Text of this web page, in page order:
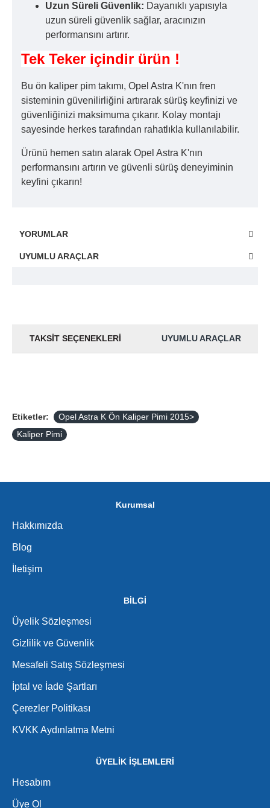
Uzun Süreli Güvenlik: Dayanıklı yapısıyla
uzun süreli güvenlik sağlar, aracınızın
performansını artırır.
Tek Teker içindir ürün !
Bu ön kaliper pim takımı, Opel Astra K'nın fren
sisteminin güvenilirliğini artırarak sürüş keyfinizi ve
güvenliğinizi maksimuma çıkarır. Kolay montajı
sayesinde herkes tarafından rahatlıkla kullanılabilir.
Ürünü hemen satın alarak Opel Astra K'nın
performansını artırın ve güvenli sürüş deneyiminin
keyfini çıkarın!
YORUMLAR
UYUMLU ARAÇLAR
TAKSIT SEÇENEKLERI UYUMLU ARAÇLAR
Etiketler:
Opel Astra K Ön Kaliper Pimi 2015>
Kaliper Pimi
Kurumsal
Hakkımızda
Blog
İletişim
BİLGİ
Üyelik Sözleşmesi
Gizlilik ve Güvenlik
Mesafeli Satış Sözleşmesi
İptal ve İade Şartları
Çerezler Politikası
KVKK Aydınlatma Metni
ÜYELİK İŞLEMLERİ
Hesabım
Üye Ol